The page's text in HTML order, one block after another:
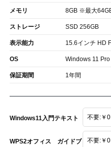
メモリ 8GB ※最大
ストレージ SSD 256GB
表示能力 15.6インチ HD
OS Windows 11
保証期間 1年間
Windows11入門テキスト
WPS2オフィス ガイドブ